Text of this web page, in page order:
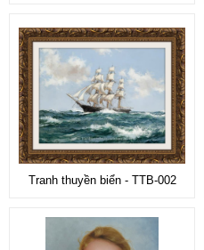
Tranh thuyền biển - TTB-002